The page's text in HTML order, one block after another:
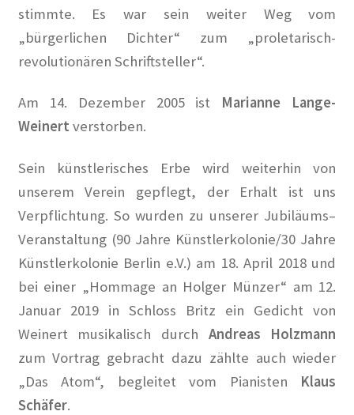
Newsletter
2019
Privacy Policy
Stammtisch mit Künstlern
Veranstaltung
BEETHOVEN…bei uns in der Berliner Künstlerkolonie
Berlin Rundgänge
Veranstaltungsplan
Vereinsgeschichte
stimmte. Es war sein weiter Weg vom
„bürgerlichen Dichter“ zum „proletarisch-
revolutionären Schriftsteller“.
Am 14. Dezember 2005 ist Marianne Lange-
Weinert verstorben.
Sein künstlerisches Erbe wird weiterhin von
unserem Verein gepflegt, der Erhalt ist uns
Verpflichtung. So wurden zu unserer Jubiläums–
Veranstaltung (90 Jahre Künstlerkolonie/30 Jahre
Künstlerkolonie Berlin e.V.) am 18. April 2018 und
bei einer „Hommage an Holger Münzer“ am 12.
Januar 2019 in Schloss Britz ein Gedicht von
Weinert musikalisch durch Andreas Holzmann
zum Vortrag gebracht dazu zählte auch wieder
„Das Atom“, begleitet vom Pianisten Klaus
Schäfer.